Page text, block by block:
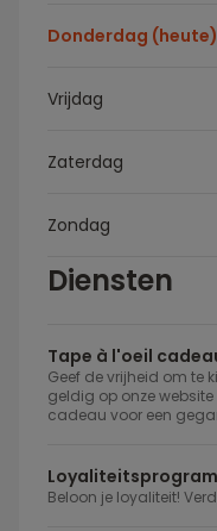
Donderdag (heute)
Vrijdag
Zaterdag
Zondag
Diensten
Tape à l'oeil
Geef de vrijheid om te
geldig op onze website
cadeau voor een
Beloon je loyaliteit!